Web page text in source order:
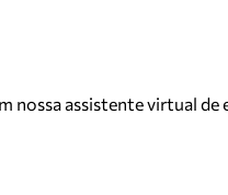
nossa assistente virtual